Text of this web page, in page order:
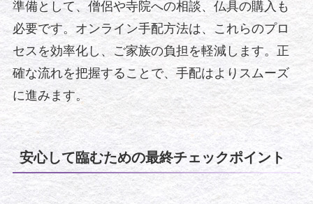
準備として、僧侶や寺院への相談、仏具の購入も
必要です。オンライン手配方法は、これらのプロ
セスを効率化し、ご家族の負担を軽減します。正
確な流れを把握することで、手配はよりスムーズ
に進みます。
安心して臨むための最終チェックポイント